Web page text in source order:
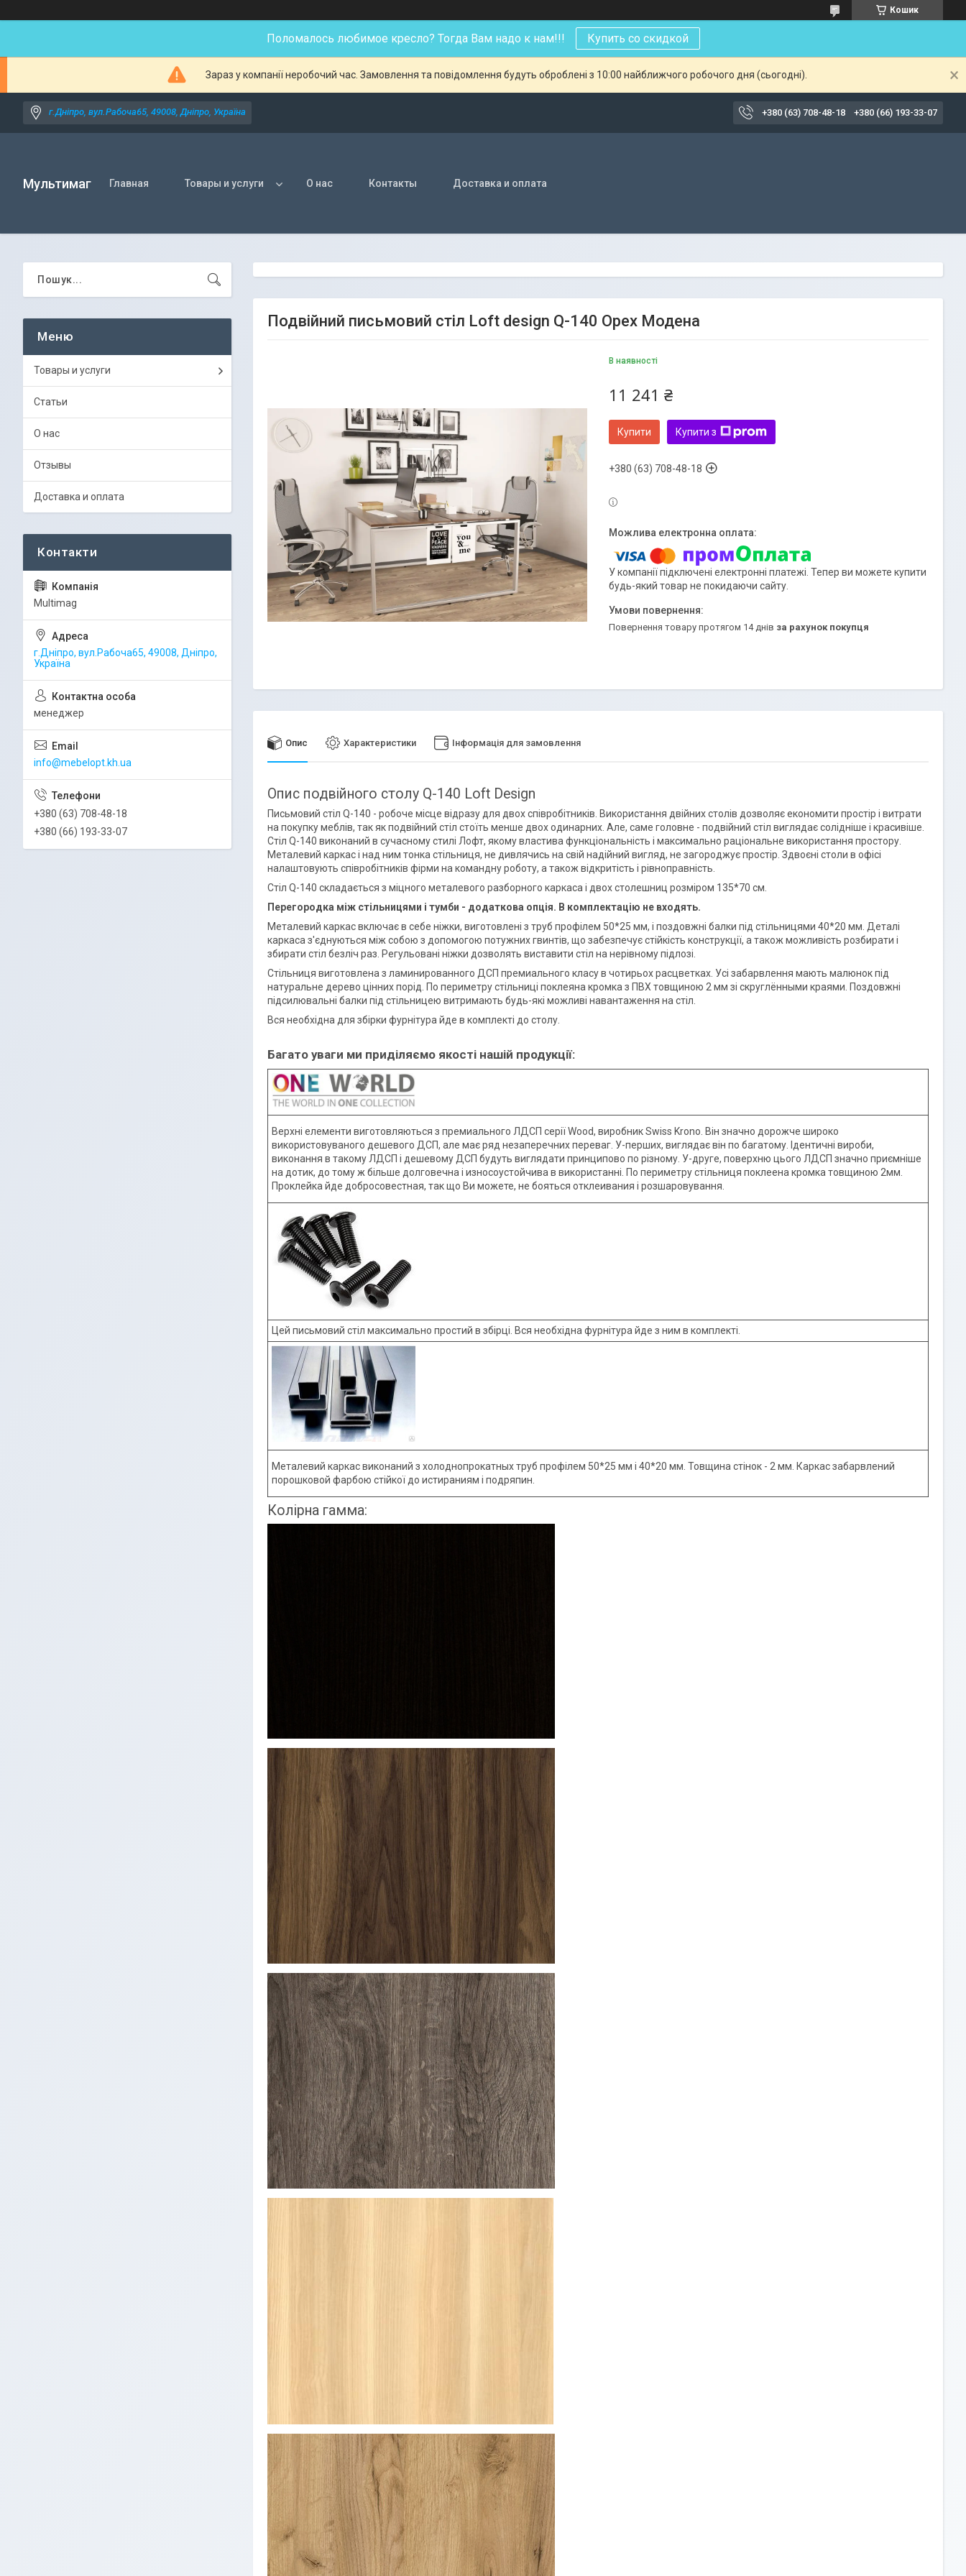
Кошик
Поломалось любимое кресло? Тогда Вам надо к нам!!! Купить со скидкой
Зараз у компанії неробочий час. Замовлення та повідомлення будуть оброблені з 10:00 найближчого робочого дня (сьогодні).
г.Дніпро, вул.Рабоча65, 49008, Дніпро, Україна +380 (63) 708-48-18 +380 (66) 193-33-07
Мультимаг Главная Товары и услуги О нас Контакты Доставка и оплата
Подвійний письмовий стіл Loft design Q-140 Орех Модена
В наявності
11 241 ₴
Купити Купити з
+380 (63) 708-48-18
У компанії підключені електронні платежі. Тепер ви можете купити
будь-який товар не покидаючи сайту.
повернення товару протягом 14 днів за рахунок покупця
Опис Характеристики Інформація для замовлення
Опис подвійного столу Q-140 Loft Design
Письмовий стіл Q-140 - робоче місце відразу для двох співробітників. Використання двійних столів дозволяє економити простір і витрати
на покупку меблів, так як подвійний стіл стоїть менше двох одинарних. Але, саме головне - подвійний стіл виглядає солідніше і красивіше.
Стіл Q-140 виконаний в сучасному стилі Лофт, якому властива функціональність і максимально раціональне використання простору.
Металевий каркас і над ним тонка стільниця, не дивлячись на свій надійний вигляд, не загороджує простір. Здвоєні столи в офісі
налаштовують співробітників фірми на командну роботу, а також відкритість і рівноправність.
Стіл Q-140 складається з міцного металевого разборного каркаса і двох столешниц розміром 135*70 см.
Перегородка між стільницями і тумби - додаткова опція. В комплектацію не входять.
Металевий каркас включає в себе ніжки, виготовлені з труб профілем 50*25 мм, і поздовжні балки під стільницями 40*20 мм. Деталі
каркаса з'єднуються між собою з допомогою потужних гвинтів, що забезпечує стійкість конструкції, а також можливість розбирати і
збирати стіл безліч раз. Регульовані ніжки дозволять виставити стіл на нерівному підлозі.
Стільниця виготовлена з ламинированного ДСП премиального класу в чотирьох расцветках. Усi забарвлення мають малюнок під
натуральне дерево цінних порід. По периметру стільниці поклеяна кромка з ПВХ товщиною 2 мм зі скруглёнными краями. Поздовжні
підсилювальні балки під стільницею витримають будь-які можливі навантаження на стіл.
Вся необхідна для збірки фурнітура йде в комплекті до столу.
Багато уваги ми приділяємо якості нашій продукції:
Верхні елементи виготовляються з премиального ЛДСП серії Wood, виробник Swiss Krono. Він значно дорожче широко
використовуваного дешевого ДСП, але має ряд незаперечних переваг. У-перших, виглядає він по багатому. Ідентичні вироби,
виконання в такому ЛДСП і дешевому ДСП будуть виглядати принципово по різному. У-друге, поверхню цього ЛДСП значно приємніше
на дотик, до тому ж більше долговечна і износоустойчива в використанні. По периметру стільниця поклеена кромка товщиною 2мм.
Проклейка йде добросовестная, так що Ви можете, не бояться отклеивания і розшаровування.
Цей письмовий стіл максимально простий в збірці. Вся необхідна фурнітура йде з ним в комплекті.
Металевий каркас виконаний з холоднопрокатных труб профілем 50*25 мм і 40*20 мм. Товщина стінок - 2 мм. Каркас забарвлений
порошковой фарбою стійкої до истираниям і подряпин.
Колірна гамма:
Товары и услуги
Статьи
О нас
Отзывы
Доставка и оплата
Multimag
г.Дніпро, вул.Рабоча65, 49008, Дніпро,
Україна
менеджер
info@mebelopt.kh.ua
+380 (63) 708-48-18
+380 (66) 193-33-07